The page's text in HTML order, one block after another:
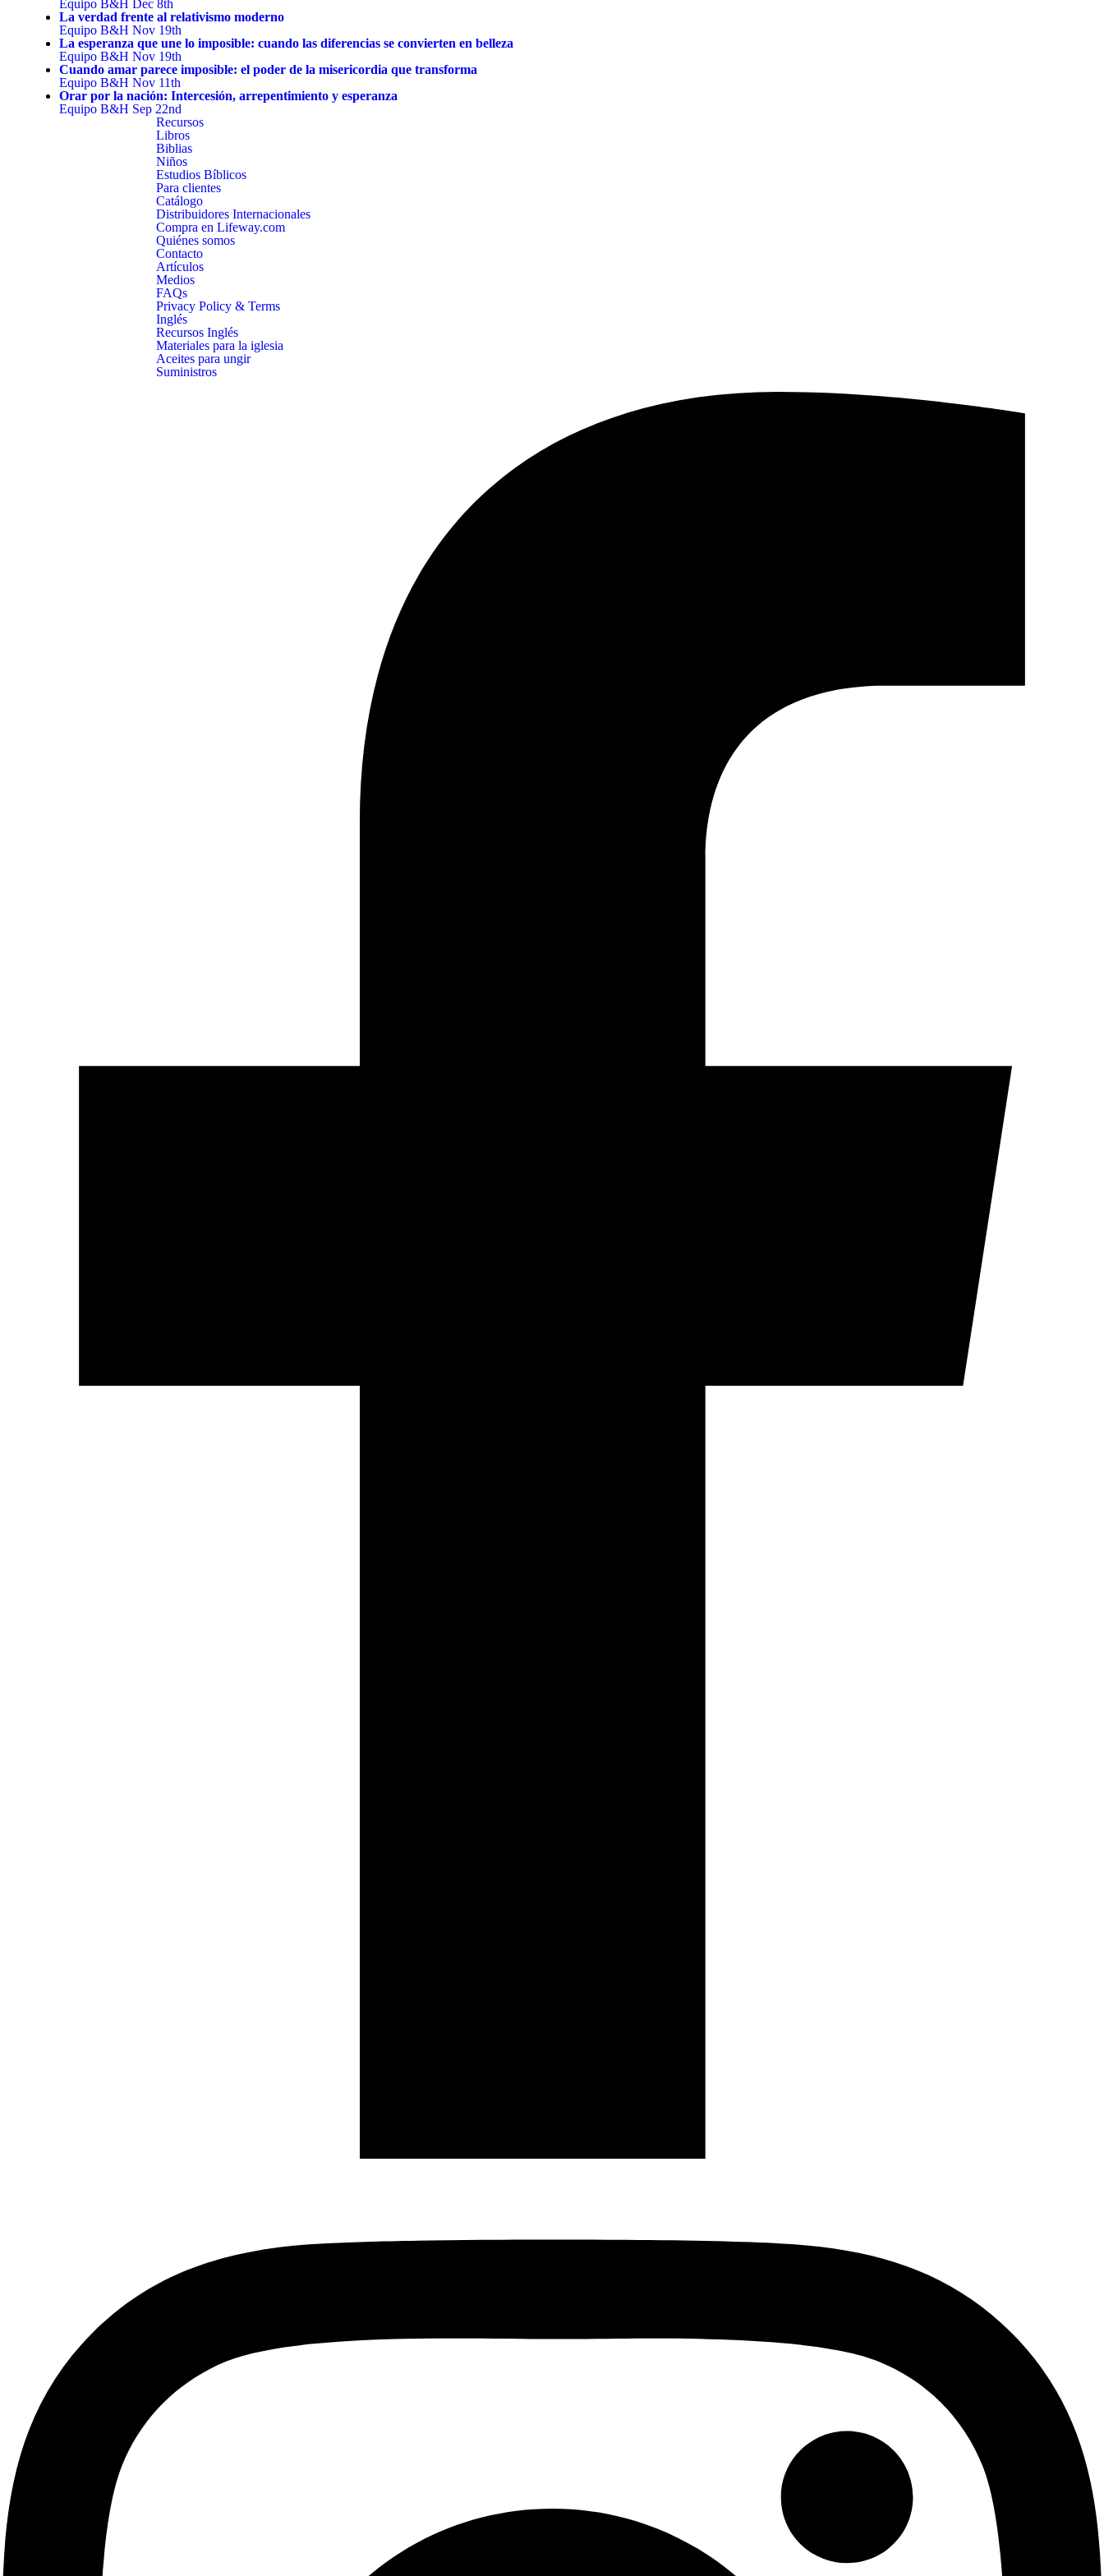
Equipo B&H Dec 8th
La verdad frente al relativismo moderno
Equipo B&H Nov 19th
La esperanza que une lo imposible: cuando las diferencias se convierten en belleza
Equipo B&H Nov 19th
Cuando amar parece imposible: el poder de la misericordia que transforma
Equipo B&H Nov 11th
Orar por la nación: Intercesión, arrepentimiento y esperanza
Equipo B&H Sep 22nd
Recursos
Libros
Biblias
Niños
Estudios Bíblicos
Para clientes
Catálogo
Distribuidores Internacionales
Compra en Lifeway.com
Quiénes somos
Contacto
Artículos
Medios
FAQs
Privacy Policy & Terms
Inglés
Recursos Inglés
Materiales para la iglesia
Aceites para ungir
Suministros